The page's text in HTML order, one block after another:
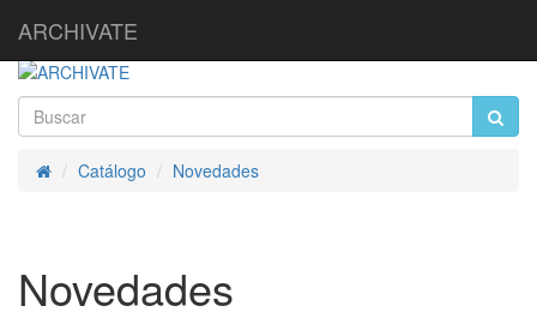
ARCHIVATE
InicioCatálogo Novedades
Novedades